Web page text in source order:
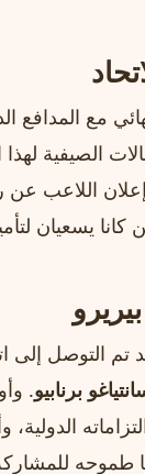
مع المدافع
الصيفية لهذا
اللاعب عن
كانا يسعيان
تم التوصل إلى
برنابيو.
الدولية،
طموحه